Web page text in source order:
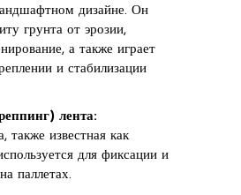
дизайне. Он
грунта от эрозии,
а также играет
и стабилизации
лента:
также известная как
для фиксации и
паллетах.